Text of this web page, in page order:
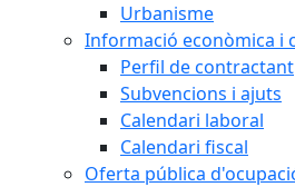
Urbanisme
Informació econòmica i
Perfil de contractant
Subvencions i ajuts
Calendari laboral
Calendari fiscal
Oferta pública